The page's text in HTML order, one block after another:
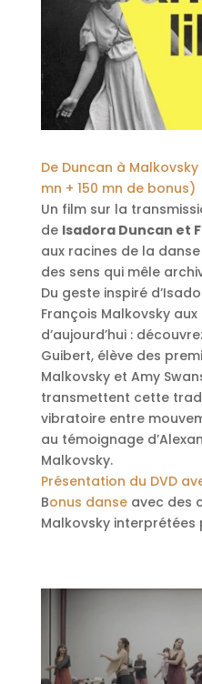
De Duncan à Malkovsky
mn + 150 mn de bonus)
Un film sur la
de Isadora Duncan et
aux racines de la
des sens qui mêle
Du geste inspiré
François Malkovsky
d’aujourd’hui :
Guibert, élève des
Malkovsky et Amy
transmettent cette
vibratoire entre
au témoignage
Malkovsky.
Présentation du DVD
Bonus danseavec des
Malkovsky interprétées